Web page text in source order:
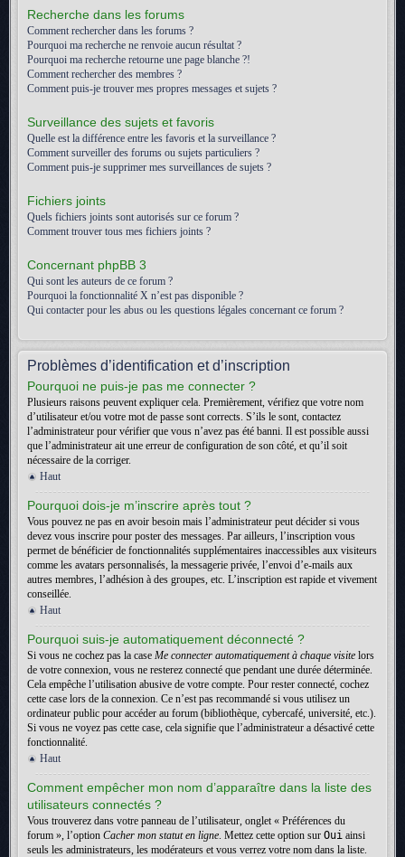
Recherche dans les forums
Comment rechercher dans les forums ?
Pourquoi ma recherche ne renvoie aucun résultat ?
Pourquoi ma recherche retourne une page blanche ?!
Comment rechercher des membres ?
Comment puis-je trouver mes propres messages et sujets ?
Surveillance des sujets et favoris
Quelle est la différence entre les favoris et la surveillance ?
Comment surveiller des forums ou sujets particuliers ?
Comment puis-je supprimer mes surveillances de sujets ?
Fichiers joints
Quels fichiers joints sont autorisés sur ce forum ?
Comment trouver tous mes fichiers joints ?
Concernant phpBB 3
Qui sont les auteurs de ce forum ?
Pourquoi la fonctionnalité X n’est pas disponible ?
Qui contacter pour les abus ou les questions légales concernant ce forum ?
Problèmes d’identification et d’inscription
Pourquoi ne puis-je pas me connecter ?
Plusieurs raisons peuvent expliquer cela. Premièrement, vérifiez que votre nom
d’utilisateur et/ou votre mot de passe sont corrects. S’ils le sont, contactez
l’administrateur pour vérifier que vous n’avez pas été banni. Il est possible aussi
que l’administrateur ait une erreur de configuration de son côté, et qu’il soit
nécessaire de la corriger.
Haut
Pourquoi dois-je m’inscrire après tout ?
Vous pouvez ne pas en avoir besoin mais l’administrateur peut décider si vous
devez vous inscrire pour poster des messages. Par ailleurs, l’inscription vous
permet de bénéficier de fonctionnalités supplémentaires inaccessibles aux visiteurs
comme les avatars personnalisés, la messagerie privée, l’envoi d’e-mails aux
autres membres, l’adhésion à des groupes, etc. L’inscription est rapide et vivement
conseillée.
Haut
Pourquoi suis-je automatiquement déconnecté ?
Si vous ne cochez pas la case Me connecter automatiquement à chaque visite lors
de votre connexion, vous ne resterez connecté que pendant une durée déterminée.
Cela empêche l’utilisation abusive de votre compte. Pour rester connecté, cochez
cette case lors de la connexion. Ce n’est pas recommandé si vous utilisez un
ordinateur public pour accéder au forum (bibliothèque, cybercafé, université, etc.).
Si vous ne voyez pas cette case, cela signifie que l’administrateur a désactivé cette
fonctionnalité.
Haut
Comment empêcher mon nom d’apparaître dans la liste des
utilisateurs connectés ?
Vous trouverez dans votre panneau de l’utilisateur, onglet « Préférences du
forum », l’option Cacher mon statut en ligne. Mettez cette option sur Oui ainsi
seuls les administrateurs, les modérateurs et vous verrez votre nom dans la liste.